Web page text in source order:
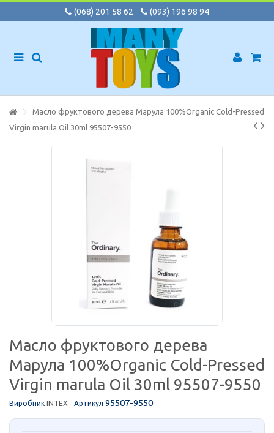
(068) 201 58 62 (093) 196 98 94
Масло фруктового дерева Марула 100%Organic Cold-Pressed
Virgin marula Oil 30ml 95507-9550
Масло фруктового дерева
Марула 100%Organic Cold-Pressed
Virgin marula Oil 30ml 95507-9550
Виробник INTEX Артикул 95507-9550